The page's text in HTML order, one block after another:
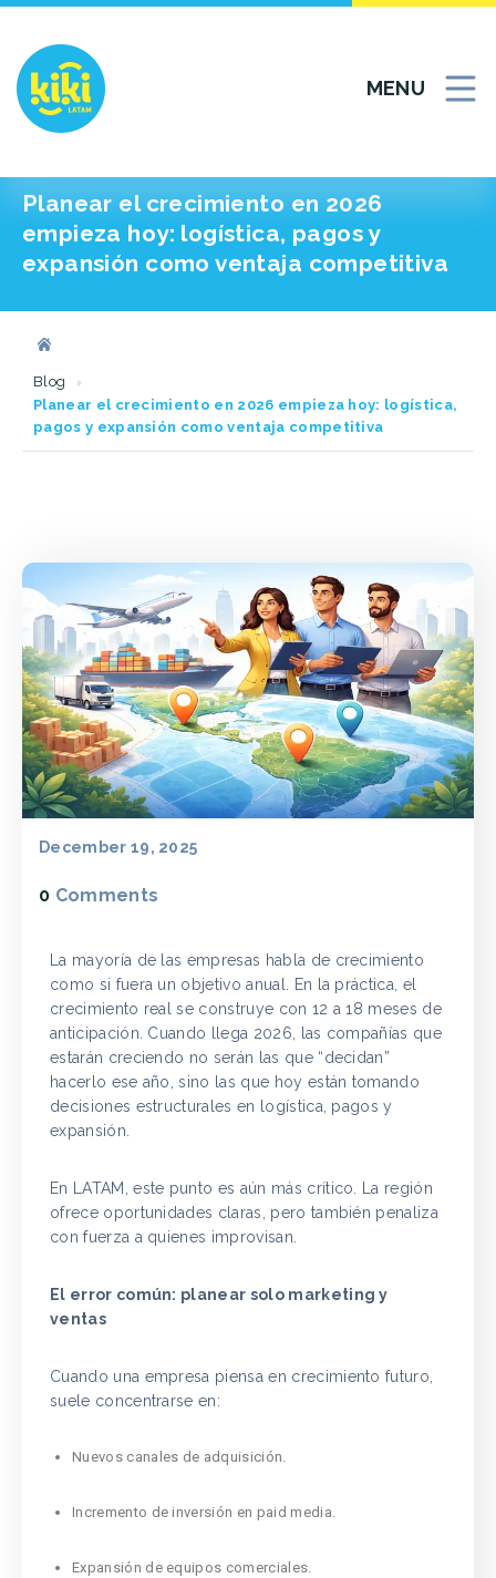
MENU
Planear el crecimiento en 2026
empieza hoy: logística, pagos y
expansión como ventaja competitiva
Blog
Planear el crecimiento en 2026 empieza hoy: logística,
pagos y expansión como ventaja competitiva
December 19, 2025
0 Comments
La mayoría de las empresas habla de crecimiento
como si fuera un objetivo anual. En la práctica, el
crecimiento real se construye con 12 a 18 meses de
anticipación. Cuando llega 2026, las compañías que
estarán creciendo no serán las que “decidan”
hacerlo ese año, sino las que hoy están tomando
decisiones estructurales en logística, pagos y
expansión.
En LATAM, este punto es aún más crítico. La región
ofrece oportunidades claras, pero también penaliza
con fuerza a quienes improvisan.
El error común: planear solo marketing y
ventas
Cuando una empresa piensa en crecimiento futuro,
suele concentrarse en:
Nuevos canales de adquisición.
Incremento de inversión en paid media.
Expansión de equipos comerciales.